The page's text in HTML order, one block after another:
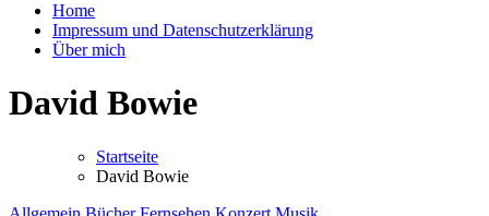
Home
Impressum und Datenschutzerklärung
Über mich
David Bowie
Startseite
David Bowie